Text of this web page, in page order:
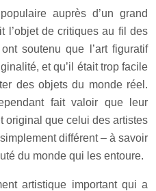
auprès d’un grand
l’objet de critiques au fil des
soutenu que l’art figuratif
et qu’il était trop facile
des objets du monde réel.
fait valoir que leur
original que celui des artistes
différent – à savoir
du monde qui les entoure.
artistique important qui a